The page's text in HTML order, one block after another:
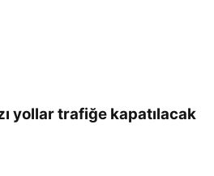
yollar trafiğe kapatılacak